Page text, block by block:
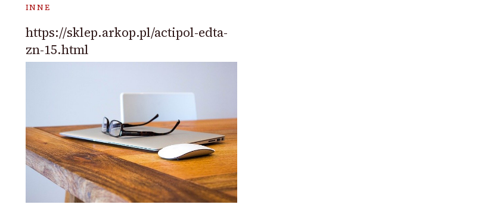
INNE
https://sklep.arkop.pl/actipol-edta-
zn-15.html